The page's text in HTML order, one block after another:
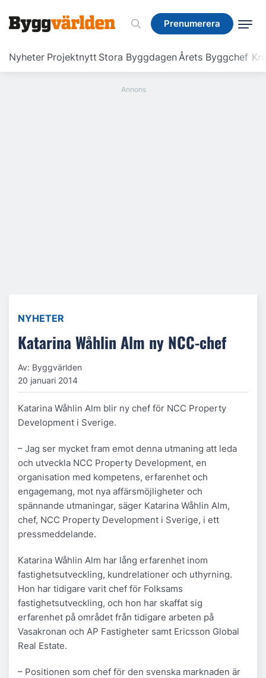
Prenumerera
Nyheter Projektnytt Stora ByggdagenÅrets Byggchef
Prenumerera
NYHETER
Katarina Wåhlin Alm ny NCC-chef
Av: Byggvärlden
20 januari 2014
Katarina Wåhlin Alm blir ny chef för NCC Property
Development i Sverige.
– Jag ser mycket fram emot denna utmaning att leda
och utveckla NCC Property Development, en
organisation med kompetens, erfarenhet och
engagemang, mot nya affärsmöjligheter och
spännande utmaningar, säger Katarina Wåhlin Alm,
chef, NCC Property Development i Sverige, i ett
pressmeddelande.
Katarina Wåhlin Alm har lång erfarenhet inom
fastighetsutveckling, kundrelationer och uthyrning.
Hon har tidigare varit chef för Folksams
fastighetsutveckling, och hon har skaffat sig
erfarenhet på området från tidigare arbeten på
Vasakronan och AP Fastigheter samt Ericsson Global
Real Estate.
– Positionen som chef för den svenska marknaden är